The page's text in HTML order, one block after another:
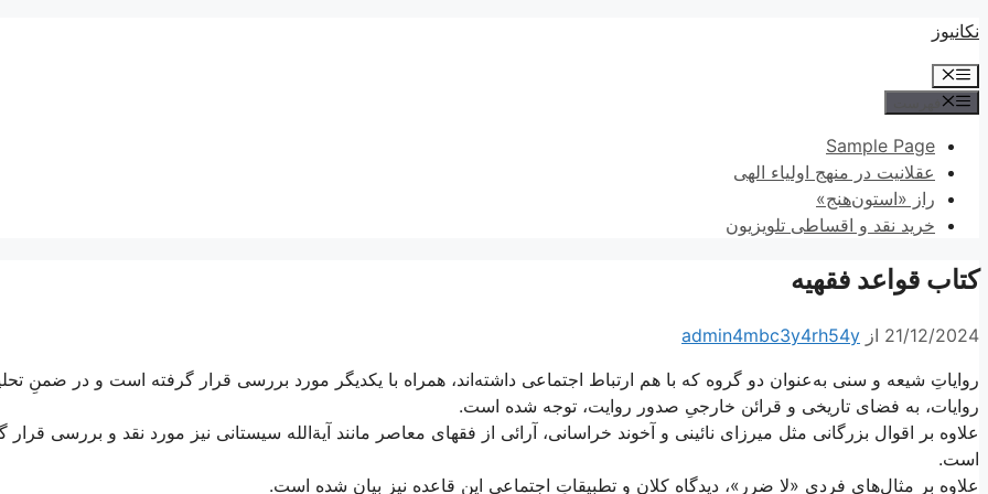
پرش
محتوا
نکانیوز
فهرست
Sample Page
عقلانیت در منهج اولیاء الهی
راز «استون‌هنج»
خرید نقد و اقساطی تلویزیون
کتاب قواعد فقهیه
21/12/2024 از admin4mbc3y4rh54y
روایاتِ شیعه و سنی به‌عنوان دو گروه که با هم ارتباط اجتماعی داشته‌‌اند، همراه با یکدیگر مورد بررسی قرار گرفته است و در ضمنِ
روایات، به فضای تاریخی و قرائن خارجیِ صدور روایت، توجه شده است.
علاوه بر اقوال بزرگانی مثل میرزای نائینی و آخوند خراسانی، آرائی از فقهای معاصر مانند آیةالله سیستانی نیز مورد نقد و بررسی قرار
است.
علاوه بر مثال‌های فردیِ «لا ضرر»، دیدگاه کلان و تطبیقاتِ اجتماعی این قاعده نیز بیان شده است.